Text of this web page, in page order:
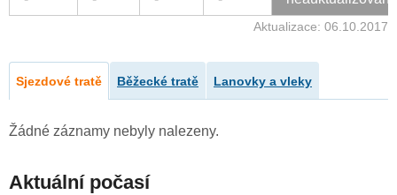
Aktualizace: 06.10.2017
Sjezdové tratě Běžecké tratě Lanovky a vleky
Žádné záznamy nebyly nalezeny.
Aktuální počasí